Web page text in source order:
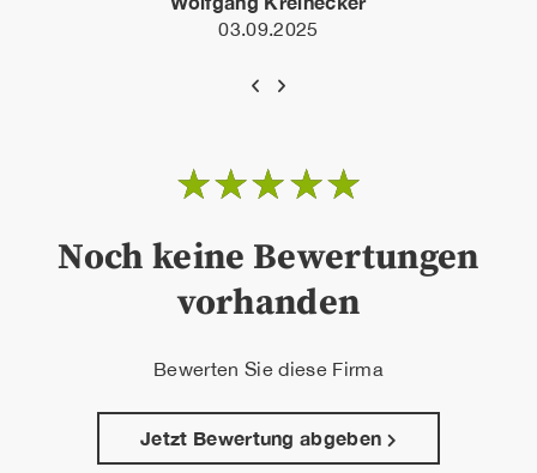
03.09.2025
☆☆☆☆☆
Noch keine Bewertungen
vorhanden
Bewerten Sie diese Firma
Jetzt Bewertung abgeben